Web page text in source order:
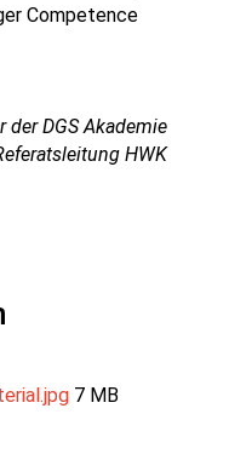
Competence
der DGS Akademie
HWK
7 MB